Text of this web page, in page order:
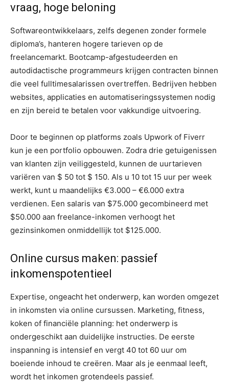
vraag, hoge beloning
Softwareontwikkelaars, zelfs degenen zonder formele
diploma’s, hanteren hogere tarieven op de
freelancemarkt. Bootcamp-afgestudeerden en
autodidactische programmeurs krijgen contracten binnen
die veel fulltimesalarissen overtreffen. Bedrijven hebben
websites, applicaties en automatiseringssystemen nodig
en zijn bereid te betalen voor vakkundige uitvoering.
Door te beginnen op platforms zoals Upwork of Fiverr
kun je een portfolio opbouwen. Zodra drie getuigenissen
van klanten zijn veiliggesteld, kunnen de uurtarieven
variëren van $ 50 tot $ 150. Als u 10 tot 15 uur per week
werkt, kunt u maandelijks €3.000 – €6.000 extra
verdienen. Een salaris van $75.000 gecombineerd met
$50.000 aan freelance-inkomen verhoogt het
gezinsinkomen onmiddellijk tot $125.000.
Online cursus maken: passief
inkomenspotentieel
Expertise, ongeacht het onderwerp, kan worden omgezet
in inkomsten via online cursussen. Marketing, fitness,
koken of financiële planning: het onderwerp is
ondergeschikt aan duidelijke instructies. De eerste
inspanning is intensief en vergt 40 tot 60 uur om
boeiende inhoud te creëren. Maar als je eenmaal leeft,
wordt het inkomen grotendeels passief.